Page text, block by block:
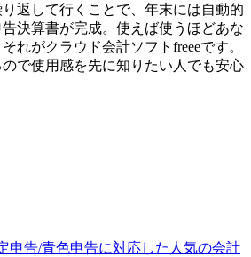
返して行くことで、 年末には自動的
決算書が完成。使えば使うほどあな
れがクラウド会計ソフトfreeeです。
で使用感を先に知りたい人でも安心
申告/青色申告に対応した人気の会計